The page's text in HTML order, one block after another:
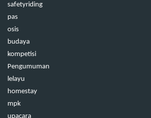
safetyriding
pas
osis
budaya
kompetisi
Pengumuman
lelayu
homestay
mpk
upacara